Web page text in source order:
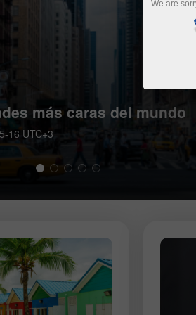
más caras del mundo
16 UTC+3
We are